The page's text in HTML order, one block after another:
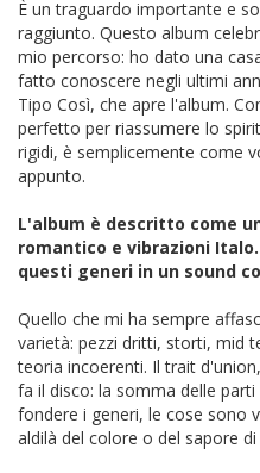
È un traguardo importante e
raggiunto. Questo album
mio percorso: ho dato una
fatto conoscere negli ultimi
Tipo Così, che apre l'album.
perfetto per riassumere lo
rigidi, è semplicemente come
appunto.
L'album è descritto come
romantico e vibrazioni
questi generi in un sound
Quello che mi ha sempre
varietà: pezzi dritti, storti, mid
teoria incoerenti. Il trait
fa il disco: la somma delle
fondere i generi, le cose sono
aldilà del colore o del sapore